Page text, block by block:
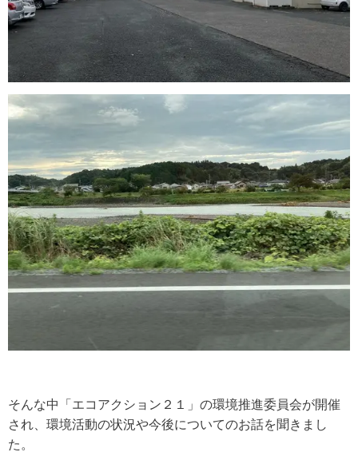
そんな中「エコアクション２１」の環境推進委員会が開催
され、環境活動の状況や今後についてのお話を聞きまし
た。